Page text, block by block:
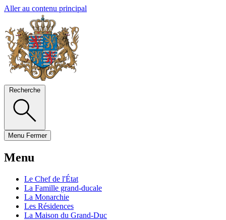
Aller au contenu principal
Recherche
Menu Fermer
Menu
Le Chef de l'État
La Famille grand-ducale
La Monarchie
Les Résidences
La Maison du Grand-Duc